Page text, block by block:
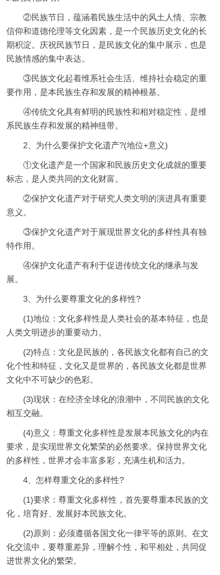
②民族节日，蕴涵着民族生活中的风土人情、宗教
信仰和道德伦理等文化因素，是一个民族历史文化的长
期积淀。庆祝民族节日，是民族文化的集中展示，也是
民族情感的集中表达。
③民族文化起着维系社会生活、维持社会稳定的重
要作用，是本民族生存和发展的精神根基。
④传统文化具有鲜明的民族性和相对稳定性，是维
系民族生存和发展的精神纽带。
2、为什么要保护文化遗产?(地位+意义)
①文化遗产是一个国家和民族历史文化成就的重要
标志，是人类共同的文化财富。
②保护文化遗产对于研究人类文明的演进具有重要
意义。
③保护文化遗产对于展现世界文化的多样性具有独
特作用。
④保护文化遗产有利于促进传统文化的继承与发
展。
3、为什么要尊重文化的多样性?
(1)地位：文化多样性是人类社会的基本特征，也是
人类文明进步的重要动力。
(2)特点：文化是民族的，各民族文化都有自己的文
化个性和特征，文化又是世界的，各民族文化都是世界
文化中不可缺少的色彩。
(3)现状：在经济全球化的浪潮中，不同民族的文化
相互交融。
(4)意义：尊重文化多样性是发展本民族文化的内在
要求，是实现世界文化繁荣的必然要求。保持世界文化
的多样性，世界才会丰富多彩，充满生机和活力。
4、怎样尊重文化的多样性?
(1)要求：尊重文化多样性，首先要尊重本民族的文
化，培育好、发展好本民族文化。
(2)原则：必须遵循各国文化一律平等的原则。在文
化交流中，要尊重差异，理解个性，和平相处，共同促
进世界文化的繁荣。